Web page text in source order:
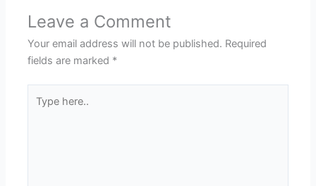
Leave a Comment
Your email address will not be published. Required
fields are marked *
here..